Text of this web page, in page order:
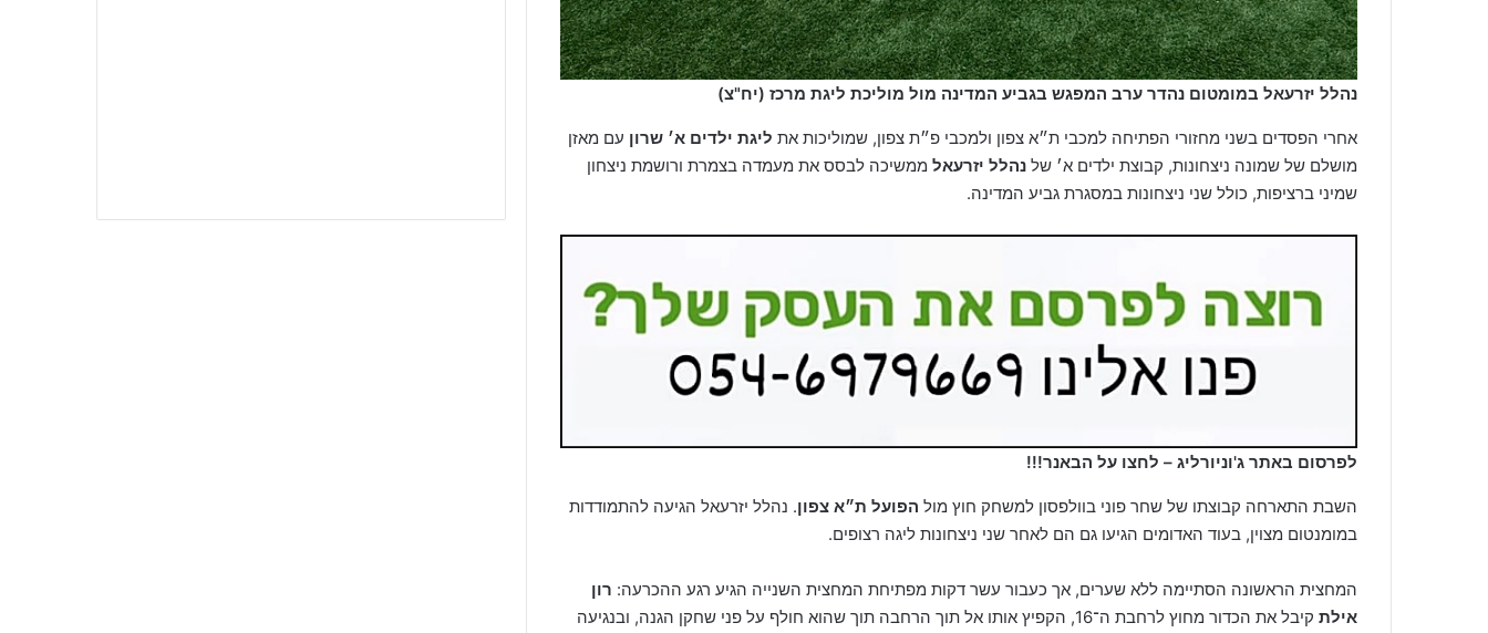
נהלל יזרעאל במומטום נהדר ערב המפגש בגביע המדינה מול מוליכת ליגת מרכז (יח"צ)
אחרי הפסדים בשני מחזורי הפתיחה למכבי ת״א צפון ולמכבי פ״ת צפון, שמוליכות את ליגת ילדים א׳ שרון עם מאזן
מושלם של שמונה ניצחונות, קבוצת ילדים א׳ של נהלל יזרעאל ממשיכה לבסס את מעמדה בצמרת ורושמת ניצחון
שמיני ברציפות, כולל שני ניצחונות במסגרת גביע המדינה.
לפרסום באתר ג'וניורליג – לחצו על הבאנר!!!
השבת התארחה קבוצתו של שחר פוני בוולפסון למשחק חוץ מול הפועל ת״א צפון. נהלל יזרעאל הגיעה להתמודדות
במומנטום מצוין, בעוד האדומים הגיעו גם הם לאחר שני ניצחונות ליגה רצופים.
המחצית הראשונה הסתיימה ללא שערים, אך כעבור עשר דקות מפתיחת המחצית השנייה הגיע רגע ההכרעה: רון
אילת
קיבל את הכדור מחוץ לרחבת ה־16, הקפיץ אותו אל תוך הרחבה תוך שהוא חולף על פני שחקן הגנה, ובנגיעה